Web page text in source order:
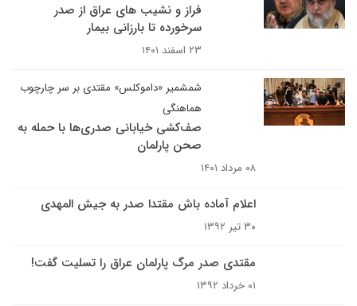
فراز و نشیب های عراق از صدر
سرخورده تا بارزانی بیمار
۲۳ اسفند ۱۴۰۱
شمشمیر «داموکلس» مقتدی بر سر چارچوب
هماهنگی
صف‌کشی خیابانی صدری‌ها با حمله به
صحن پارلمان
۰۸ مرداد ۱۴۰۱
اعلام آماده باش مقتدا صدر به جیش المهدی
۳۰ تیر ۱۳۹۲
مقتدی صدر مرگ پارلمان عراق را تسلیت گفت!
۰۱ خرداد ۱۳۹۲